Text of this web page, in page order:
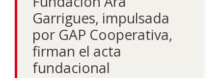
Garrigues, impulsada
por GAP Cooperativa,
firman el acta
fundacional